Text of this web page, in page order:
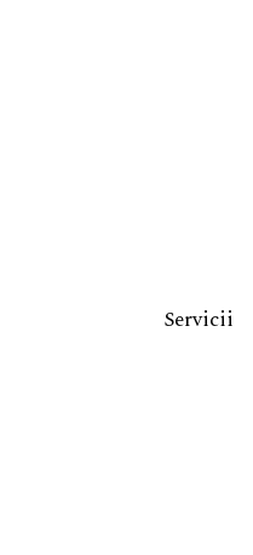
Servicii